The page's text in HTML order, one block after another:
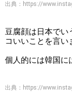
出典： https://
豆腐顔は日本でい
コいいことを言い
個人的には韓国
出典： https://